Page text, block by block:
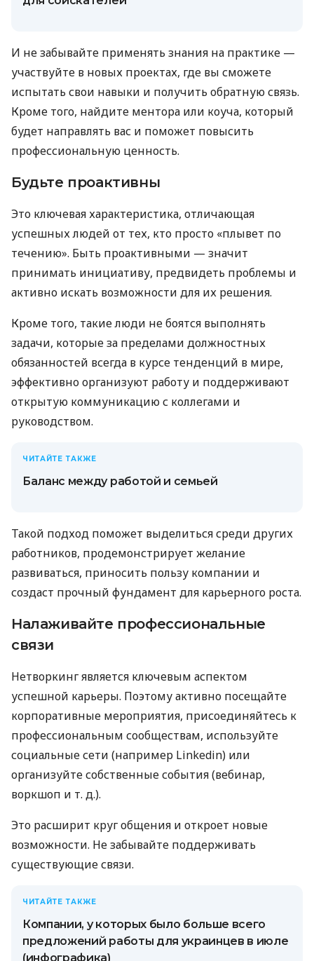
И не забывайте применять знания на практике —
участвуйте в новых проектах, где вы сможете
испытать свои навыки и получить обратную связь.
Кроме того, найдите ментора или коуча, который
будет направлять вас и поможет повысить
профессиональную ценность.
Будьте проактивны
Это ключевая характеристика, отличающая
успешных людей от тех, кто просто «плывет по
течению». Быть проактивными — значит
принимать инициативу, предвидеть проблемы и
активно искать возможности для их решения.
Кроме того, такие люди не боятся выполнять
задачи, которые за пределами должностных
обязанностей всегда в курсе тенденций в мире,
эффективно организуют работу и поддерживают
открытую коммуникацию с коллегами и
руководством.
ЧИТАЙТЕ ТАКЖЕ
Баланс между работой и семьей
Такой подход поможет выделиться среди других
работников, продемонстрирует желание
развиваться, приносить пользу компании и
создаст прочный фундамент для карьерного роста.
Налаживайте профессиональные
связи
Нетворкинг является ключевым аспектом
успешной карьеры. Поэтому активно посещайте
корпоративные мероприятия, присоединяйтесь к
профессиональным сообществам, используйте
социальные сети (например Linkedin) или
организуйте собственные события (вебинар,
воркшоп и т. д.).
Это расширит круг общения и откроет новые
возможности. Не забывайте поддерживать
существующие связи.
ЧИТАЙТЕ ТАКЖЕ
Компании, у которых было больше всего
предложений работы для украинцев в июле
(инфографика)